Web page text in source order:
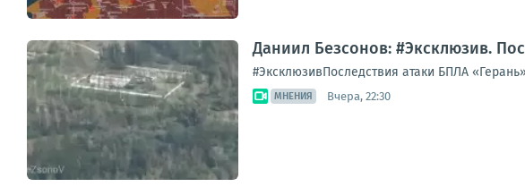
Даниил Безсонов: #Эксклюзив.
#ЭксклюзивПоследствия атаки БПЛА
МНЕНИЯ Вчера, 22:30